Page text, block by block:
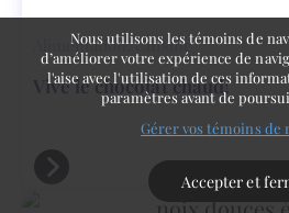
Alimentation,Cuisine
Vive le chocolat chaud!
Nous utilisons les témoins de
d’améliorer votre expérience de
l'aise avec l'utilisation de ces
paramètres avant de
Gérer vos témoins de
Accepter et